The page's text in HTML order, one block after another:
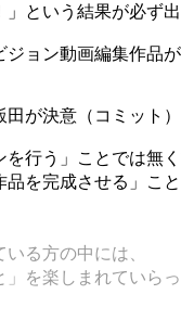
」という結果が必ず
ョン動画編集作品
が決意（コミット）
を行う」ことでは無く
品を完成させる」こ
る方の中には、
」を楽しまれていら